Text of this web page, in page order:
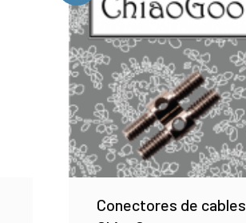
Conectores de cables